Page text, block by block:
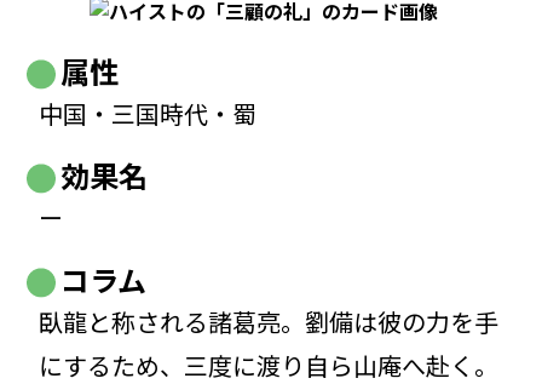
属性
中国・三国時代・蜀
効果名
ー
コラム
臥龍と称される諸葛亮。劉備は彼の力を手
にするため、三度に渡り自ら山庵へ赴く。